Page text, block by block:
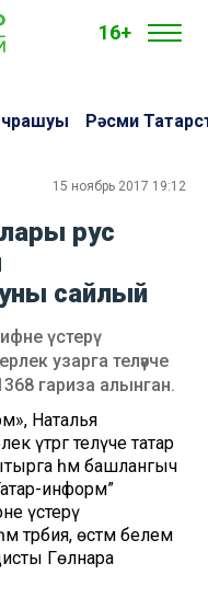
16+
Рәсми
15 ноябрь 2017 19:12
рус
сайлый
үстерү
узарга теләүче
гариза алынган.
Наталья
үтәргә теләүче татар
һәм башлангыч
информ”
үстерү
тәрбия, өстәмә белем
Гөлнара